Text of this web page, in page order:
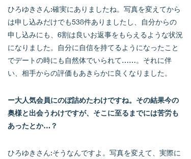
ひろゆきさん:確実にありましたね。写真を変えてから
は申し込みだけでも538件ありましたし、自分からの
申し込みにも、6割は良いお返事をもらえるような状況
になりました。自分に自信を持てるようになったこと
でデートの時にも自然体でいられて……。それに伴
い、相手からの評価もあきらかに良くなりました。
ー大人気会員にのぼ詰めたわけですね。その結果今の
奥様と出会うわけですが、そこに至るまでには苦労も
あったとか…？
ひろゆきさん:そうなんですよ。写真を変えて、実際に